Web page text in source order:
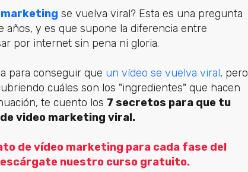
se vuelva viral? Esta es una pregunta
años, y es que supone la diferencia entre
por internet sin pena ni gloria.
para conseguir que un vídeo se vuelva viral, pero
cuáles son los "ingredientes" que hacen
te cuento los 7 secretos para que tu
video marketing viral.
de vídeo marketing para cada fase del
nuestro curso gratuito.